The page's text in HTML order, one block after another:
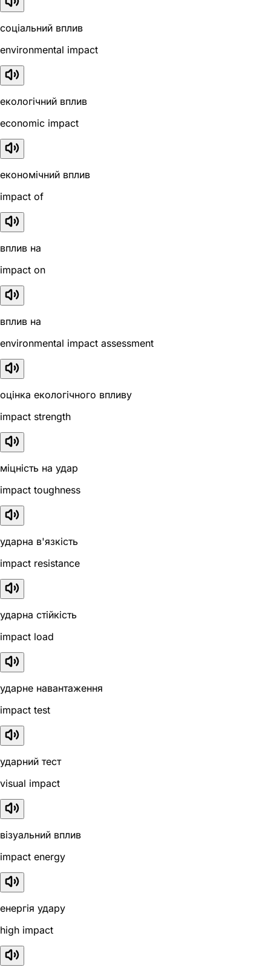
соціальний вплив
environmental impact
екологічний вплив
economic impact
економічний вплив
impact of
вплив на
impact on
вплив на
environmental impact assessment
оцінка екологічного впливу
impact strength
міцність на удар
impact toughness
ударна в'язкість
impact resistance
ударна стійкість
impact load
ударне навантаження
impact test
ударний тест
visual impact
візуальний вплив
impact energy
енергія удару
high impact